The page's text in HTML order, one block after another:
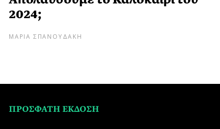
2024;
ΜΑΡΙΑ ΣΠΑΝΟΥΔΑΚΗ
ΠΡΟΣΦΑΤΗ ΕΚΔΟΣΗ